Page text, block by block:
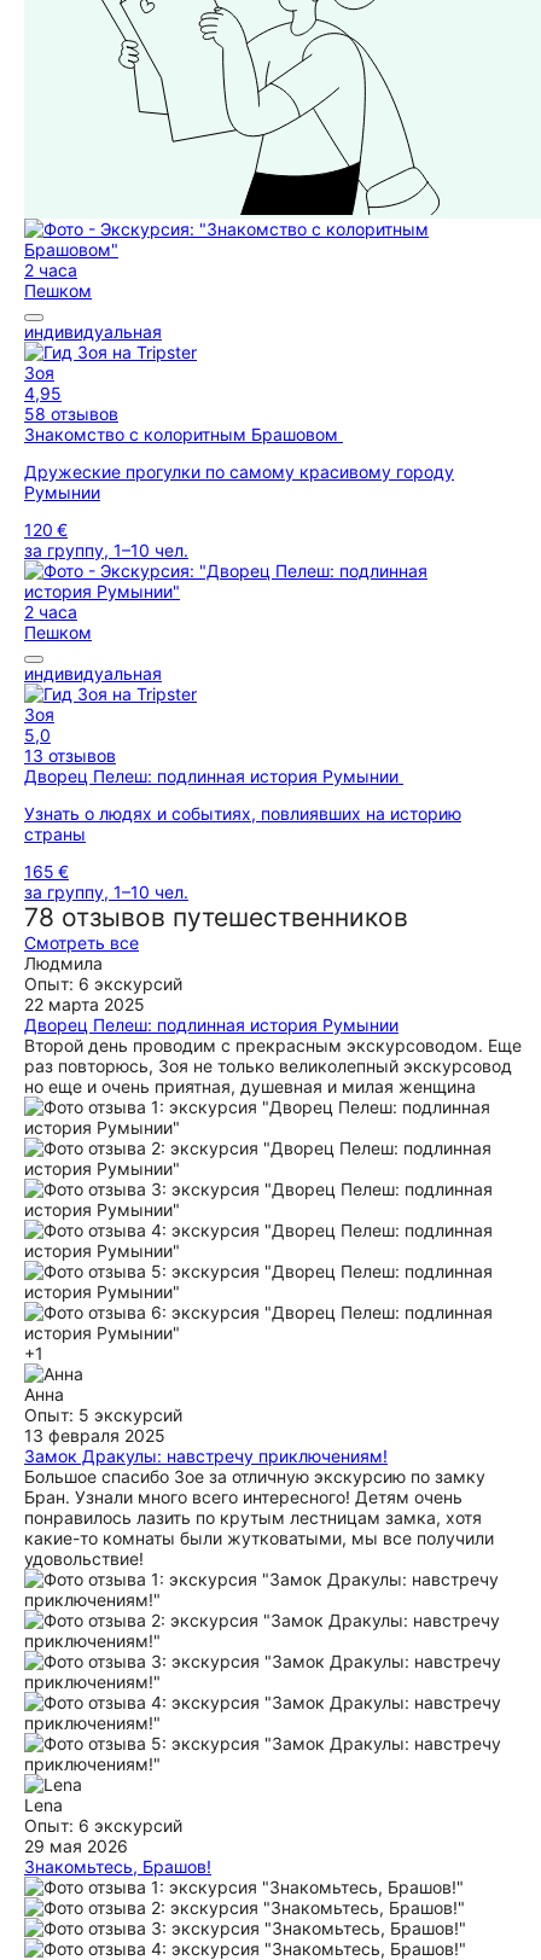
2 часа
Пешком
индивидуальная
Зоя
4,95
58 отзывов
Знакомство с колоритным Брашовом
Дружеские прогулки по самому красивому городу
Румынии
120 €
за группу, 1–10 чел.
2 часа
Пешком
индивидуальная
Зоя
5,0
13 отзывов
Дворец Пелеш: подлинная история Румынии
Узнать о людях и событиях, повлиявших на историю
страны
165 €
за группу, 1–10 чел.
78 отзывов путешественников
Смотреть все
Людмила
Опыт: 6 экскурсий
22 марта 2025
Дворец Пелеш: подлинная история Румынии
Второй день проводим с прекрасным экскурсоводом. Еще
раз повторюсь, Зоя не только великолепный экскурсовод
но еще и очень приятная, душевная и милая женщина
+1
Анна
Опыт: 5 экскурсий
13 февраля 2025
Замок Дракулы: навстречу приключениям!
Большое спасибо Зое за отличную экскурсию по замку
Бран. Узнали много всего интересного! Детям очень
понравилось лазить по крутым лестницам замка, хотя
какие-то комнаты были жутковатыми, мы все получили
удовольствие!
Lena
Опыт: 6 экскурсий
29 мая 2026
Знакомьтесь, Брашов!
Спасибо большое за короткую, но содержательную
экскурсию. Нам было интересно узнать не только историю,
но и как живут современные жители Румынии.
ещё